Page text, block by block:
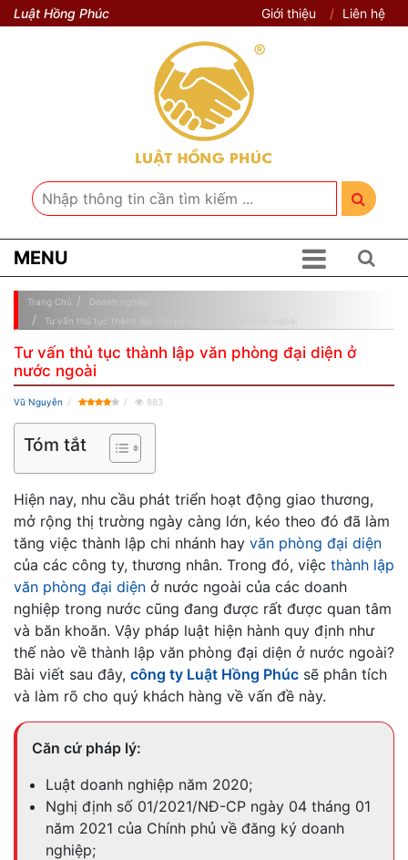
Luật Hồng Phúc Giới thiệu Liên hệ
MENU
Trang Chủ
Doanh nghiệp
Tư vấn thủ tục thành lập văn phòng đại diện ở nước ngoài
Tư vấn thủ tục thành lập văn phòng đại diện ở
nước ngoài
Vũ Nguyễn 883
Tóm tắt
Hiện nay, nhu cầu phát triển hoạt động giao thương,
mở rộng thị trường ngày càng lớn, kéo theo đó đã làm
tăng việc thành lập chi nhánh hay văn phòng đại diện
của các công ty, thương nhân. Trong đó, việc thành lập
văn phòng đại diện ở nước ngoài của các doanh
nghiệp trong nước cũng đang được rất được quan tâm
và băn khoăn. Vậy pháp luật hiện hành quy định như
thế nào về thành lập văn phòng đại diện ở nước ngoài?
Bài viết sau đây, công ty Luật Hồng Phúc sẽ phân tích
và làm rõ cho quý khách hàng về vấn đề này.
Căn cứ pháp lý:
Luật doanh nghiệp năm 2020;
Nghị định số 01/2021/NĐ-CP ngày 04 tháng 01
năm 2021 của Chính phủ về đăng ký doanh
nghiệp;